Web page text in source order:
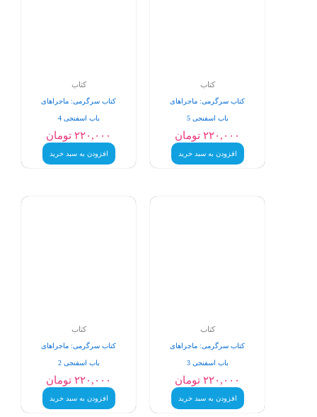
کتاب
کتاب سرگرمی: ماجراهای
باب اسفنجی 5
۲۲۰,۰۰۰ تومان
افزودن به سبد خرید
کتاب
کتاب سرگرمی: ماجراهای
باب اسفنجی 4
۲۲۰,۰۰۰ تومان
افزودن به سبد خرید
کتاب
کتاب سرگرمی: ماجراهای
باب اسفنجی 3
۲۲۰,۰۰۰ تومان
افزودن به سبد خرید
کتاب
کتاب سرگرمی: ماجراهای
باب اسفنجی 2
۲۲۰,۰۰۰ تومان
افزودن به سبد خرید